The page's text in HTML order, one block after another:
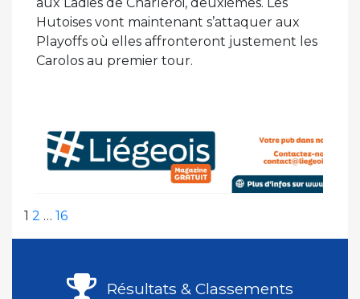
Hutoises vont maintenant s’attaquer aux
Playoffs où elles affronteront justement les
Carolos au premier tour.
Pagination
des
publications
Page
1 Page
2 … Page
16
Résultats & Classements